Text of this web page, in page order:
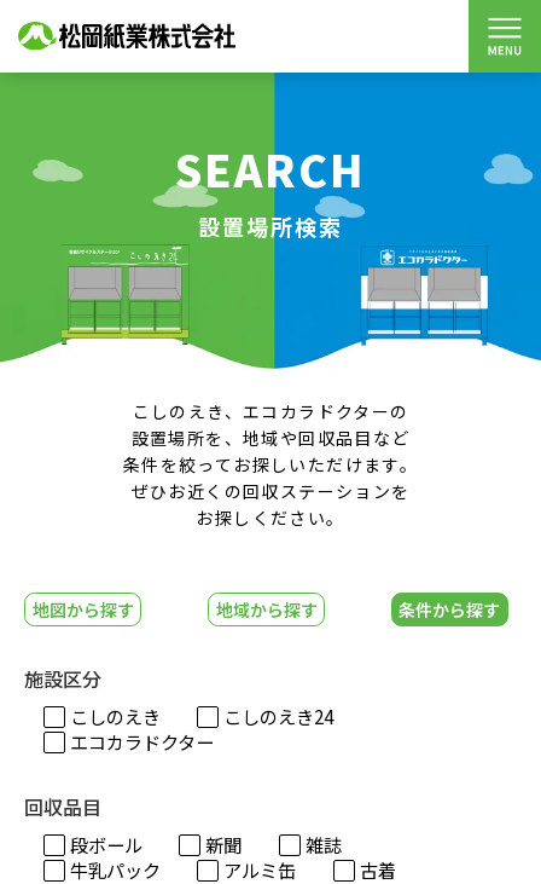
SEARCH
設置場所検索
こしのえき、エコカラドクターの
設置場所を、地域や回収品目など
条件を絞ってお探しいただけます。
ぜひお近くの回収ステーションを
お探しください。
地図から探す 地域から探す 条件から探す
施設区分
こしのえき
こしのえき24
エコカラドクター
回収品目
段ボール 新聞
雑誌
牛乳パック
アルミ缶 古着